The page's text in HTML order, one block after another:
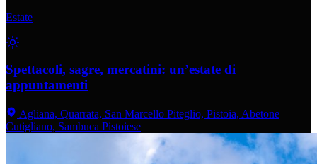
Estate
Spettacoli, sagre, mercatini: un’estate di
appuntamenti
Agliana, Quarrata, San Marcello Piteglio, Pistoia, Abetone
Cutigliano, Sambuca Pistoiese